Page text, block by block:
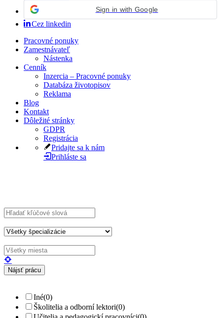
Sign in with Google
Cez linkedin
Pracovné ponuky
Zamestnávateľ
Nástenka
Cenník
Inzercia – Pracovné ponuky
Databáza životopisov
Reklama
Blog
Kontakt
Dôležité stránky
GDPR
Registrácia
Pridajte sa k nám
Prihláste sa
Iné(0)
Školitelia a odborní lektori(0)